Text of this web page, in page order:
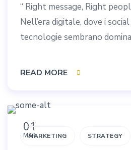
“ Right message, Right
Nell’era digitale, dove i
tecnologie sembrano
READ MORE
01
MAR
MARKETING STRATEGY